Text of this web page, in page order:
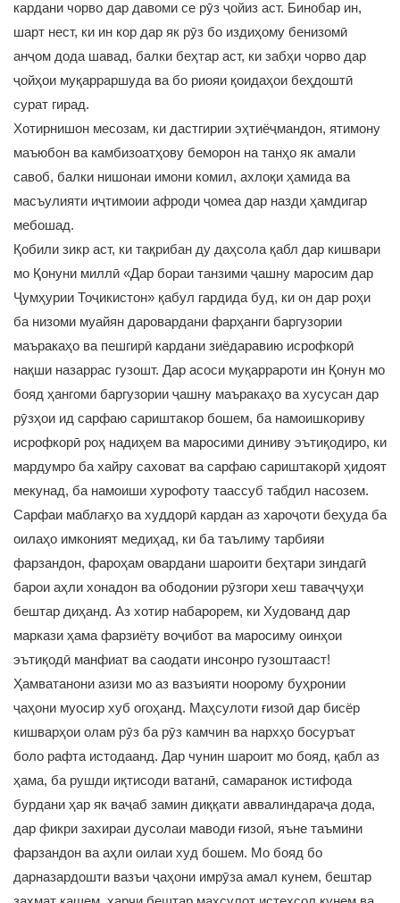
кардани чорво дар давоми се рӯз ҷойиз аст. Бинобар ин,
шарт нест, ки ин кор дар як рӯз бо издиҳому бенизомӣ
анҷом дода шавад, балки беҳтар аст, ки забҳи чорво дар
ҷойҳои муқарраршуда ва бо риояи қоидаҳои беҳдоштӣ
сурат гирад.
Хотирнишон месозам, ки дастгирии эҳтиёҷмандон, ятимону
маъюбон ва камбизоатҳову беморон на танҳо як амали
савоб, балки нишонаи имони комил, ахлоқи ҳамида ва
масъулияти иҷтимоии афроди ҷомеа дар назди ҳамдигар
мебошад.
Қобили зикр аст, ки тақрибан ду даҳсола қабл дар кишвари
мо Қонуни миллӣ «Дар бораи танзими ҷашну маросим дар
Ҷумҳурии Тоҷикистон» қабул гардида буд, ки он дар роҳи
ба низоми муайян даровардани фарҳанги баргузории
маъракаҳо ва пешгирӣ кардани зиёдаравию исрофкорӣ
нақши назаррас гузошт. Дар асоси муқаррароти ин Қонун мо
бояд ҳангоми баргузории ҷашну маъракаҳо ва хусусан дар
рӯзҳои ид сарфаю сариштакор бошем, ба намоишкориву
исрофкорӣ роҳ надиҳем ва маросими диниву эътиқодиро, ки
мардумро ба хайру саховат ва сарфаю сариштакорӣ ҳидоят
мекунад, ба намоиши хурофоту таассуб табдил насозем.
Сарфаи маблағҳо ва худдорӣ кардан аз хароҷоти беҳуда ба
оилаҳо имконият медиҳад, ки ба таълиму тарбияи
фарзандон, фароҳам овардани шароити беҳтари зиндагӣ
барои аҳли хонадон ва ободонии рӯзгори хеш таваҷҷуҳи
бештар диҳанд. Аз хотир набарорем, ки Худованд дар
маркази ҳама фарзиёту воҷибот ва маросиму оинҳои
эътиқодӣ манфиат ва саодати инсонро гузоштааст!
Ҳамватанони азизи мо аз вазъияти ноорому буҳронии
ҷаҳони муосир хуб огоҳанд. Маҳсулоти ғизоӣ дар бисёр
кишварҳои олам рӯз ба рӯз камчин ва нархҳо босуръат
боло рафта истодаанд. Дар чунин шароит мо бояд, қабл аз
ҳама, ба рушди иқтисоди ватанӣ, самаранок истифода
бурдани ҳар як ваҷаб замин диққати аввалиндараҷа дода,
дар фикри захираи дусолаи маводи ғизоӣ, яъне таъмини
фарзандон ва аҳли оилаи худ бошем. Мо бояд бо
дарназардошти вазъи ҷаҳони имрӯза амал кунем, бештар